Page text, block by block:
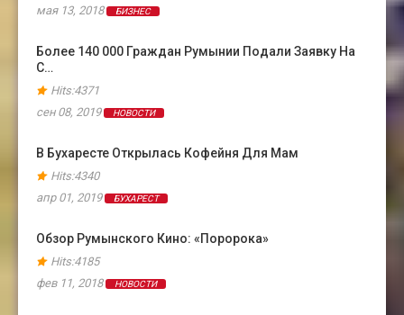
мая 13, 2018
БИЗНЕС
Более 140 000 Граждан Румынии Подали Заявку На
С…
Hits:4371
сен 08, 2019
НОВОСТИ
В Бухаресте Открылась Кофейня Для Мам
Hits:4340
апр 01, 2019
БУХАРЕСТ
Обзор Румынского Кино: «Поророка»
Hits:4185
фев 11, 2018
НОВОСТИ